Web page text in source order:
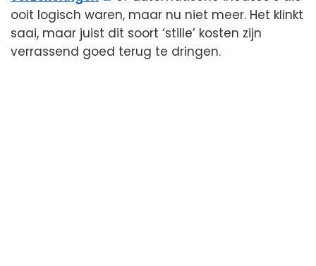
ooit logisch waren, maar nu niet meer. Het klinkt
saai, maar juist dit soort ‘stille’ kosten zijn
verrassend goed terug te dringen.